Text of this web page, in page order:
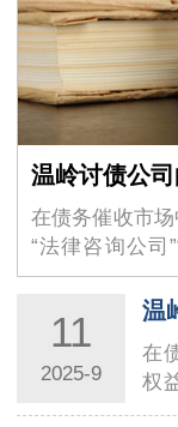
在债务催收市
“法律咨询公司
衣，其隐蔽性极
陷阱。这些机
11
2025-9
在
权
具